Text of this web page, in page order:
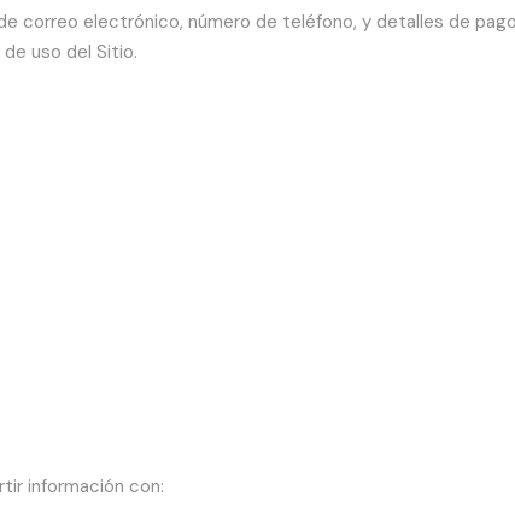
correo electrónico, número de teléfono, y detalles de
uso del Sitio.
información con: